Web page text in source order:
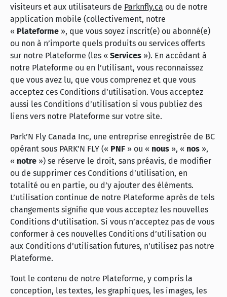
visiteurs et aux utilisateurs de Parknfly.ca ou de notre
application mobile (collectivement, notre
« Plateforme », que vous soyez inscrit(e) ou abonné(e)
ou non à n’importe quels produits ou services offerts
sur notre Plateforme (les « Services »). En accédant à
notre Plateforme ou en l’utilisant, vous reconnaissez
que vous avez lu, que vous comprenez et que vous
acceptez ces Conditions d’utilisation. Vous acceptez
aussi les Conditions d’utilisation si vous publiez des
liens vers notre Plateforme sur votre site.
Park’N Fly Canada Inc, une entreprise enregistrée de BC
opérant sous PARK’N FLY (« PNF » ou « nous », « nos »,
« notre ») se réserve le droit, sans préavis, de modifier
ou de supprimer ces Conditions d’utilisation, en
totalité ou en partie, ou d’y ajouter des éléments.
L’utilisation continue de notre Plateforme après de tels
changements signifie que vous acceptez les nouvelles
Conditions d’utilisation. Si vous n’acceptez pas de vous
conformer à ces nouvelles Conditions d’utilisation ou
aux Conditions d’utilisation futures, n’utilisez pas notre
Plateforme.
Tout le contenu de notre Plateforme, y compris la
conception, les textes, les graphiques, les images, les